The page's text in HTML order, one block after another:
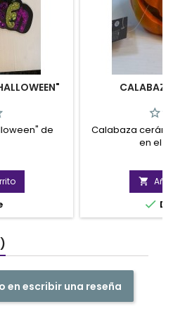
de
Calabaza
en el


en escribir una reseña